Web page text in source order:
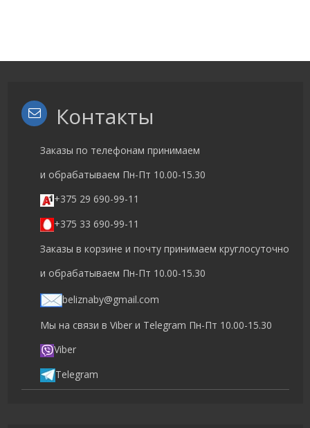
Контакты
Заказы по телефонам принимаем
и обрабатываем Пн-Пт 10.00-15.30
+375 29 690-99-11
+375 33 690-99-11
Заказы в корзине и почту принимаем круглосуточно
и обрабатываем Пн-Пт 10.00-15.30
beliznaby@gmail.com
Мы на связи в Viber и Telegram Пн-Пт 10.00-15.30
Viber
Telegram